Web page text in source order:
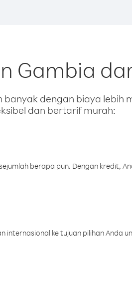
Gambia
dengan biaya lebih
dan bertarif murah:
berapa pun. Dengan kredit,
internasional ke tujuan pilihan Anda